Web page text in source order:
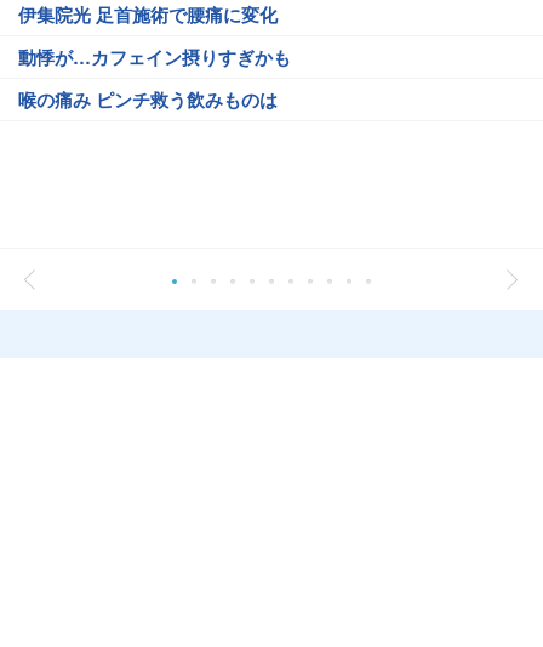
伊集院光 足首施術で腰痛に変化
動悸が…カフェイン摂りすぎかも
喉の痛み ピンチ救う飲みものは